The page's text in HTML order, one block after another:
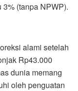
(tanpa NPWP).
alami setelah
Rp43.000
dunia memang
oleh penguatan